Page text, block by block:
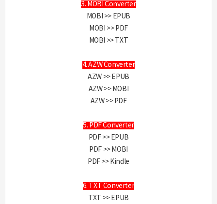
3. MOBI Converter
MOBI >> EPUB
MOBI >> PDF
MOBI >> TXT
4. AZW Converter
AZW >> EPUB
AZW >> MOBI
AZW >> PDF
5. PDF Converter
PDF >> EPUB
PDF >> MOBI
PDF >> Kindle
6. TXT Converter
TXT >> EPUB